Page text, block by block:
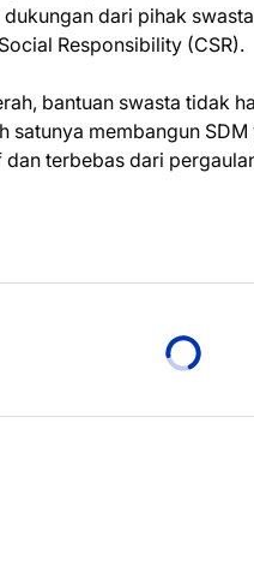
dari pihak
Responsibility (CSR).
bantuan swasta tidak
satunya membangun
terbebas dari